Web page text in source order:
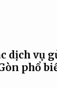
dịch vụ
phổ